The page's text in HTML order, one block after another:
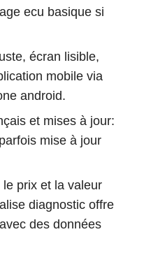
ecu basique si
écran lisible,
mobile via
android.
et mises à jour:
mise à jour
prix et la valeur
diagnostic offre
des données